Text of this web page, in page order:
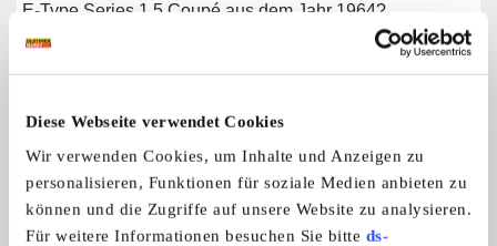
Diese Webseite verwendet Cookies
Wir verwenden Cookies, um Inhalte und Anzeigen zu
personalisieren, Funktionen für soziale Medien anbieten zu
können und die Zugriffe auf unsere Website zu analysieren.
Für weitere Informationen besuchen Sie bitte ds-
E-Type Series 1.5 Coupé aus dem Jahr 1964?
Hinterlassen Sie Ihre Kontaktdaten über das Formular auf
dieser Seite oder rufen Sie uns direkt unter +31 416 751
Shopping-Video. Wir bieten Unterstützung beim
Transport. Wir liefern Ihnen Ihr Auto mit Tüv, H-
Kennzeichen und Fahrzeugbrief, gegen Aufpreis. Sie
zahlen keine Importsteuer mehr. Auch können Sie das
Fahrzeug bei unsere Finanzierungspartner finanzieren.